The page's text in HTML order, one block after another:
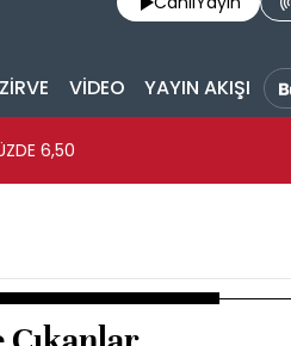
ZİRVE VİDEO YAYIN AKIŞI
6,50